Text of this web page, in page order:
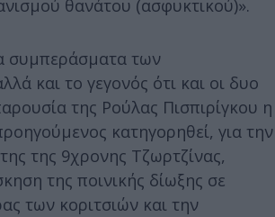
θανάτου (ασφυκτικού)».
συμπεράσματα των
και το γεγονός ότι και οι δυο
της Ρούλας Πισπιρίγκου η
κατηγορηθεί, για την
της 9χρονης Τζωρτζίνας,
της ποινικής δίωξης σε
των κοριτσιών και την